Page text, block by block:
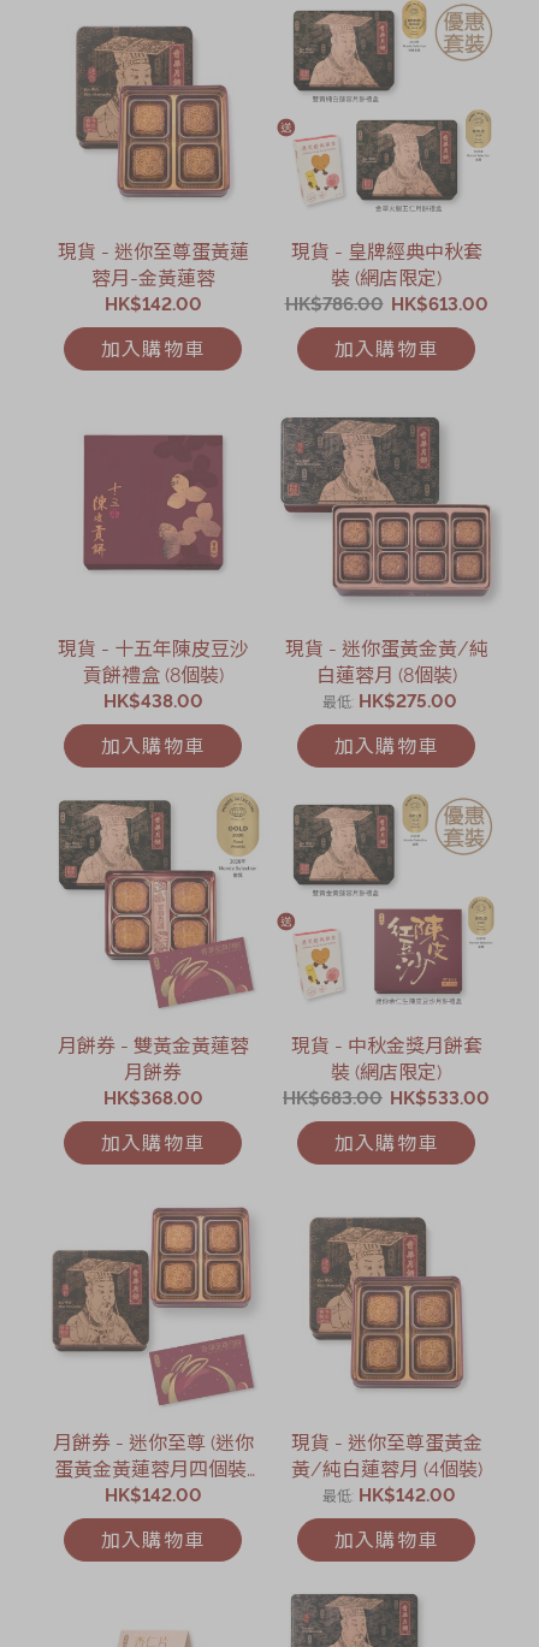
現貨 - 迷你至尊蛋黃蓮
蓉月-金黃蓮蓉
HK$142.00
加入購物車
現貨 - 皇牌經典中秋套
裝 (網店限定)
HK$613.00
HK$786.00
加入購物車
現貨 - 十五年陳皮豆沙
貢餅禮盒 (8個裝)
HK$438.00
加入購物車
現貨 - 迷你蛋黃金黃/純
白蓮蓉月 (8個裝)
最低 HK$275.00
加入購物車
月餅券 - 雙黃金黃蓮蓉
月餅券
HK$368.00
加入購物車
現貨 - 中秋金獎月餅套
裝 (網店限定)
HK$533.00
HK$683.00
加入購物車
月餅券 - 迷你至尊 (迷你
蛋黃金黃蓮蓉月四個裝)
月餅券
HK$142.00
加入購物車
現貨 - 迷你至尊蛋黃金
黃/純白蓮蓉月 (4個裝)
最低 HK$142.00
加入購物車